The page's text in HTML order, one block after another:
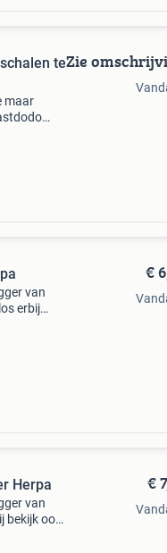
te
maar
Zie
Herpa
van
erbij
€
NDR havenzicht MAN met oplegger Herpa
van
bekijk ook
€